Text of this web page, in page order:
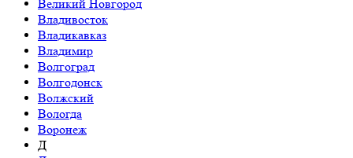
Великий Новгород
Владивосток
Владикавказ
Владимир
Волгоград
Волгодонск
Волжский
Вологда
Воронеж
Д